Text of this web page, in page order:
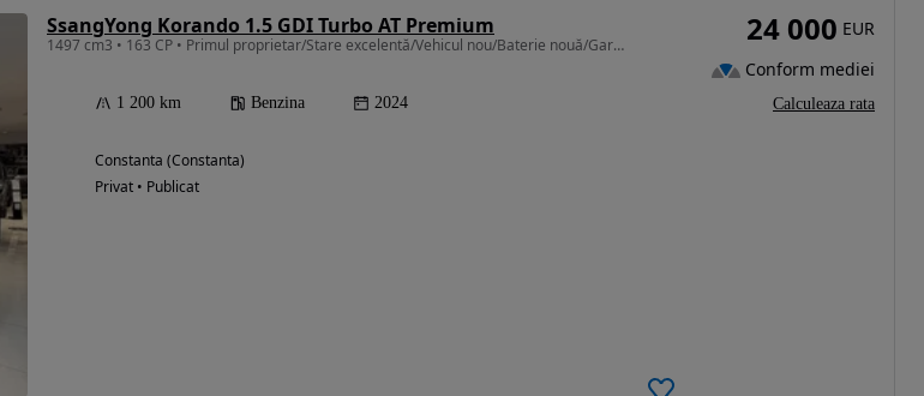
SsangYong Korando 1.5 GDI Turbo AT Premium
1497 cm3 • 163 CP • Primul proprietar/Stare excelentă/Vehicul nou/Baterie nouă/Garanţie ex
1 200 km Benzina 2024
Constanta (Constanta)
Privat • Publicat
24 000 EUR
Conform mediei
Calculeaza rata